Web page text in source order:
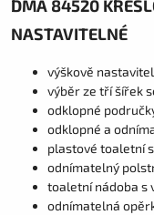
DMA 84520
NASTAVITELNÉ
výškově
výběr ze tří šířek
odklopné
odklopné a
plastové toaletní
odnímatelný
toaletní nádoba s
odnímatelná